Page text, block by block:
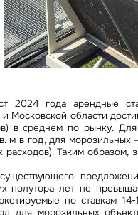
2024 года арендные
области
в среднем по рынку. Для
м в год, для морозильных
Таким образом,
полутора лет не
по ставкам
для морозильных
на обработку и использование ваших